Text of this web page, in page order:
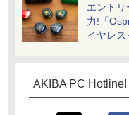
エント
力!「
イヤレス
AKIBA PC